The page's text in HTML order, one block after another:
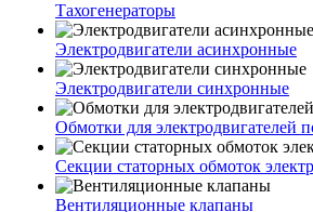
Тахогенераторы
Электродвигатели асинхронные
Электродвигатели синхронные
Обмотки для электродвигателей
Секции статорных обмоток
Вентиляционные клапаны